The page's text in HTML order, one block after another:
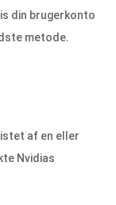
din brugerkonto
metode.
af en eller
Nvidias